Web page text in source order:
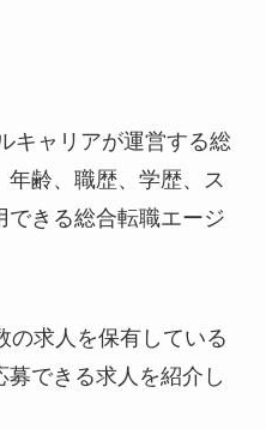
キャリアが運営する総
齢、職歴、学歴、ス
できる総合転職エージ
の求人を保有している
できる求人を紹介し